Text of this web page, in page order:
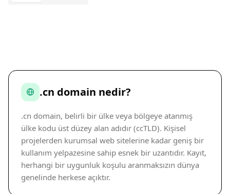
.cn domain nedir?
.cn domain, belirli bir ülke veya bölgeye atanmış
ülke kodu üst düzey alan adıdır (ccTLD). Kişisel
projelerden kurumsal web sitelerine kadar geniş bir
kullanım yelpazesine sahip esnek bir uzantıdır. Kayıt,
herhangi bir uygunluk koşulu aranmaksızın dünya
genelinde herkese açıktır.